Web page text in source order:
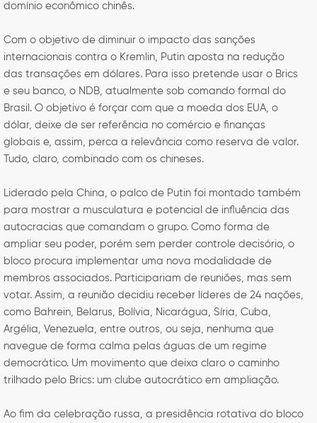
domínio econômico chinês.
Com o objetivo de diminuir o impacto das sanções
internacionais contra o Kremlin, Putin aposta na redução
das transações em dólares. Para isso pretende usar o Brics
e seu banco, o NDB, atualmente sob comando formal do
Brasil. O objetivo é forçar com que a moeda dos EUA, o
dólar, deixe de ser referência no comércio e finanças
globais e, assim, perca a relevância como reserva de valor.
Tudo, claro, combinado com os chineses.
Liderado pela China, o palco de Putin foi montado também
para mostrar a musculatura e potencial de influência das
autocracias que comandam o grupo. Como forma de
ampliar seu poder, porém sem perder controle decisório, o
bloco procura implementar uma nova modalidade de
membros associados. Participariam de reuniões, mas sem
votar. Assim, a reunião decidiu receber líderes de 24 nações,
como Bahrein, Belarus, Bolívia, Nicarágua, Síria, Cuba,
Argélia, Venezuela, entre outros, ou seja, nenhuma que
navegue de forma calma pelas águas de um regime
democrático. Um movimento que deixa claro o caminho
trilhado pelo Brics: um clube autocrático em ampliação.
Ao fim da celebração russa, a presidência rotativa do bloco